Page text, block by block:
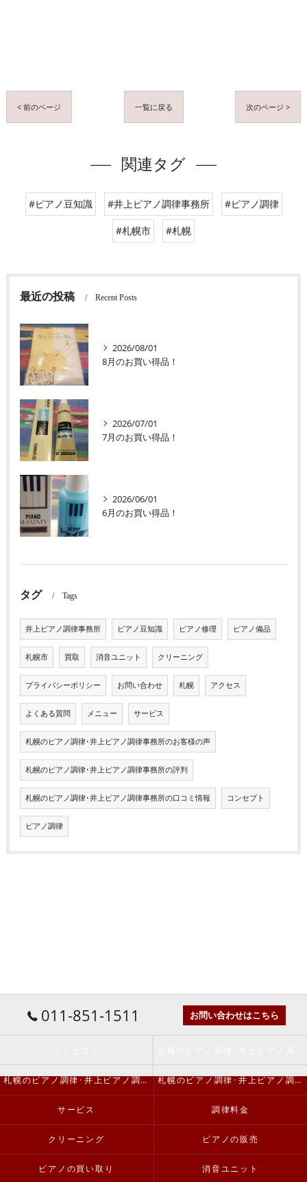
< 前のページ 一覧に戻る 次のページ >
関連タグ
#ピアノ豆知識 #井上ピアノ調律事務所 #ピアノ調律
#札幌市 #札幌
最近の投稿 Recent Posts
2026/08/01
8月のお買い得品！
2026/07/01
7月のお買い得品！
2026/06/01
6月のお買い得品！
タグ Tags
井上ピアノ調律事務所 ピアノ豆知識 ピアノ修理 ピアノ備品
札幌市 買取 消音ユニット クリーニング
プライバシーポリシー お問い合わせ 札幌 アクセス
よくある質問 メニュー サービス
札幌のピアノ調律･井上ピアノ調律事務所のお客様の声
札幌のピアノ調律･井上ピアノ調律事務所の評判
札幌のピアノ調律･井上ピアノ調律事務所の口コミ情報 コンセプト
ピアノ調律
011-851-1511 お問い合わせはこちら
札幌のピアノ調律･井上ピアノ調律事務所の評判 札幌のピアノ調律･井上ピアノ調律事務所のお客様の声
サービス 調律料金
クリーニング ピアノの販売
ピアノの買い取り 消音ユニット